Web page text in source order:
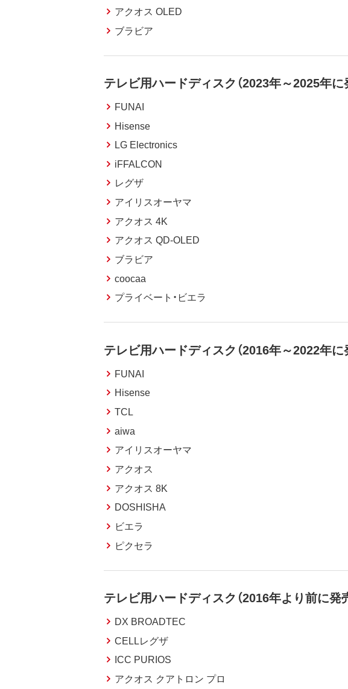
アクオス OLED
ブラビア
テレビ用ハードディスク（2023年～2025年に
FUNAI
Hisense
LG Electronics
iFFALCON
レグザ
アイリスオーヤマ
アクオス 4K
アクオス QD-OLED
ブラビア
coocaa
プライベート・ビエラ
テレビ用ハードディスク（2016年～2022年に
FUNAI
Hisense
TCL
aiwa
アイリスオーヤマ
アクオス
アクオス 8K
DOSHISHA
ビエラ
ピクセラ
テレビ用ハードディスク（2016年より前に発
DX BROADTEC
CELLレグザ
ICC PURIOS
アクオス クアトロン プロ